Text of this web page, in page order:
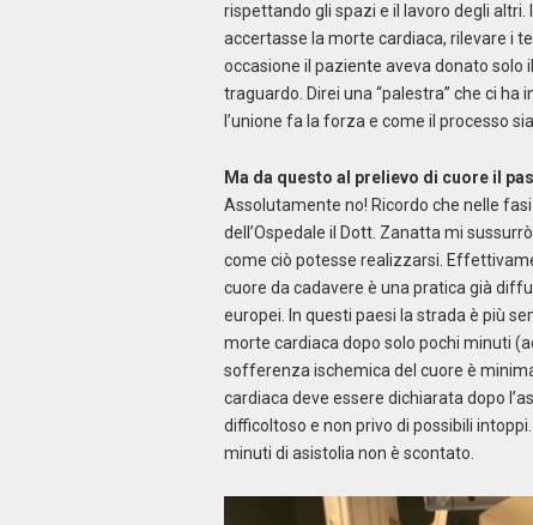
rispettando gli spazi e il lavoro degli altri.
accertasse la morte cardiaca, rilevare i
occasione il paziente aveva donato
traguardo. Direi una “palestra” che ci
l’unione fa la forza e come il processo
Ma da questo al prelievo di cuore il
Assolutamente no! Ricordo che nelle
dell’Ospedale il Dott. Zanatta mi
come ciò potesse realizzarsi.
cuore da cadavere è una pratica già
europei. In questi paesi la strada è più
morte cardiaca dopo solo pochi minuti
sofferenza ischemica del cuore è
cardiaca deve essere dichiarata dopo
difficoltoso e non privo di possibili
minuti di asistolia non è scontato.